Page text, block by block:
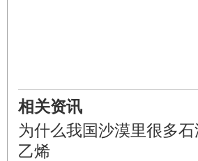
相关资讯
为什么我国沙漠里很多
乙烯